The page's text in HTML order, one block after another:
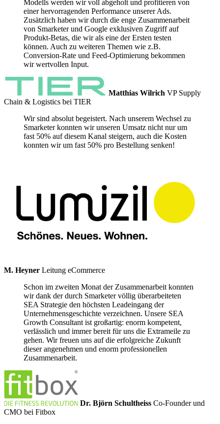
Modells werden wir voll abgeholt und profitieren von
einer hervorragenden Performance unserer Ads.
Zusätzlich haben wir durch die enge Zusammenarbeit
von Smarketer und Google exklusiven Zugriff auf
Produkt-Betas, die wir als eine der Ersten testen
können. Auch zu weiteren Themen wie z.B.
Conversion-Rate und Feed-Optimierung bekommen
wir wertvollen Input.
Matthias Wilrich VP Supply
Chain & Logistics bei TIER
Wir sind absolut begeistert. Nach unserem Wechsel zu
Smarketer konnten wir unseren Umsatz nicht nur um
fast 50% auf diesem Kanal steigern, auch die Kosten
konnten wir um fast 50% pro Bestellung senken!
M. Heyner Leitung eCommerce
Schon im zweiten Monat der Zusammenarbeit konnten
wir dank der durch Smarketer völlig überarbeiteten
SEA Strategie den höchsten Leadeingang der
Unternehmensgeschichte verzeichnen. Unsere SEA
Growth Consultant ist großartig: enorm kompetent,
verlässlich und immer bereit für uns die Extrameile zu
gehen. Wir freuen uns auf die erfolgreiche Zukunft
dieser angenehmen und enorm professionellen
Zusammenarbeit.
Dr. Björn Schultheiss Co-Founder und
CMO bei Fitbox